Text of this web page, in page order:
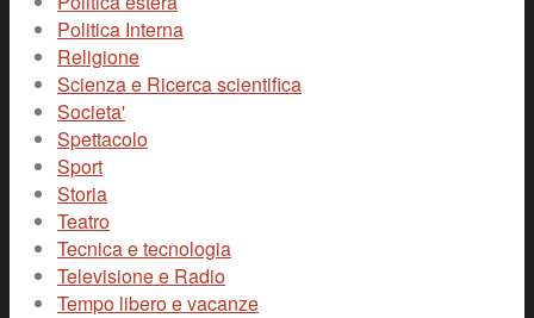
Politica Interna
Religione
Scienza e Ricerca scientifica
Societa'
Spettacolo
Sport
Storia
Teatro
Tecnica e tecnologia
Televisione e Radio
Tempo libero e vacanze